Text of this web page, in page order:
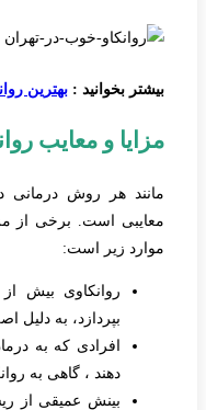
بیشتر بخوانید : بهترین
مزایا و معایب
مانند هر روش درمانی
معایبی است. برخی از
موارد زیر است:
روانکاوی بیش
بپردازد، به دلیل
افرادی که به
دهند ، گاهی به
بینش عمیقی از